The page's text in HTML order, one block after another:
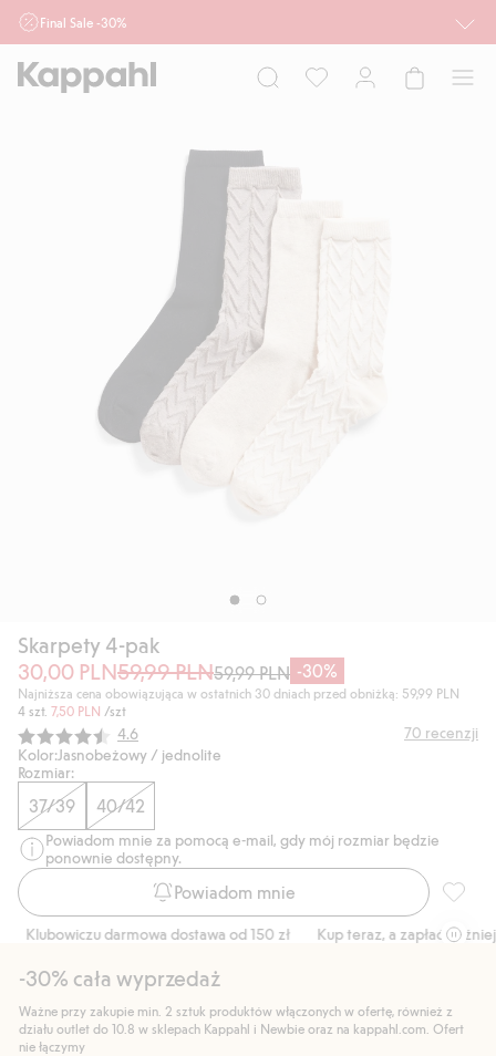
Final Sale -30%
działu outlet do 10.8 w sklepach Kappahl i Newbie oraz na kappahl.com. Ofert
nie łączymy
Skarpety 4-pak
30,00 PLN59,99 PLN59,99 PLN -30%
Najniższa cena obowiązująca w ostatnich 30 dniach przed obniżką: 59,99 PLN
4 szt. 7,50 PLN /szt
Średnia ocena:
4.6 70 recenzji
Kolor:Jasnobeżowy / jednolite
Rozmiar:
37/39 40/42
Powiadom mnie za pomocą e-mail, gdy mój rozmiar będzie
ponownie dostępny.
Powiadom mnie
Klubowiczu darmowa dostawa od 150 zł Kup teraz, a zapłać później
-30% cała wyprzedaż
Ważne przy zakupie min. 2 sztuk produktów włączonych w ofertę, również z
działu outlet do 10.8 w sklepach Kappahl i Newbie oraz na kappahl.com. Ofert
nie łączymy